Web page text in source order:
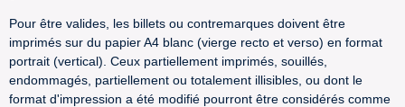
Pour être valides, les billets ou contremarques doivent être
imprimés sur du papier A4 blanc (vierge recto et verso) en format
portrait (vertical). Ceux partiellement imprimés, souillés,
endommagés, partiellement ou totalement illisibles, ou dont le
format d'impression a été modifié pourront être considérés comme